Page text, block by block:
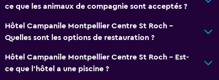
ce que les animaux de compagnie sont acceptés ?
Hôtel Campanile Montpellier Centre St Roch -
Quelles sont les options de restauration ?
Hôtel Campanile Montpellier Centre St Roch - Est-
ce que l’hôtel a une piscine ?